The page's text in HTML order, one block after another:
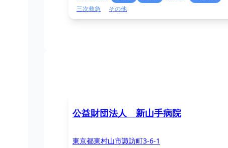
三次救急
その他
公益財団法人 新山手病院
東京都東村山市諏訪町3-6-1